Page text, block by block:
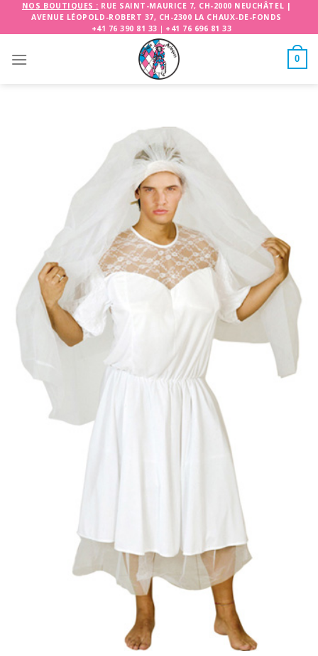
NOS BOUTIQUES : RUE SAINT-MAURICE 7, CH-2000 NEUCHÂTEL |
AVENUE LÉOPOLD-ROBERT 37, CH-2300 LA CHAUX-DE-FONDS
+41 76 390 81 33 | +41 76 696 81 33
0